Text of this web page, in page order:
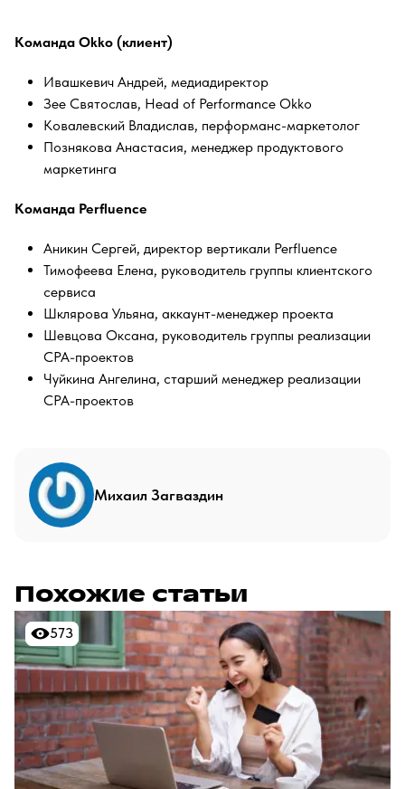
Команда Okko (клиент)
Ивашкевич Андрей, медиадиректор
Зее Святослав, Head of Performance Okko
Ковалевский Владислав, перформанс-маркетолог
Познякова Анастасия, менеджер продуктового
маркетинга
Команда Perfluence
Аникин Сергей, директор вертикали Perfluence
Тимофеева Елена, руководитель группы клиентского
сервиса
Шклярова Ульяна, аккаунт-менеджер проекта
Шевцова Оксана, руководитель группы реализации
CPA-проектов
Чуйкина Ангелина, старший менеджер реализации
CPA-проектов
Михаил Загваздин
Похожие статьи
573
573